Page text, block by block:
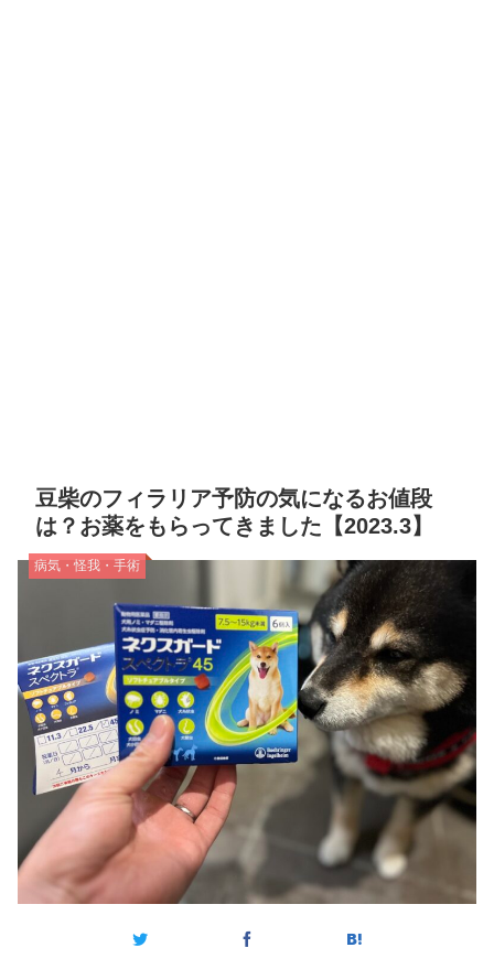
豆柴のフィラリア予防の気になるお値段
は？お薬をもらってきました【2023.3】
病気・怪我・手術